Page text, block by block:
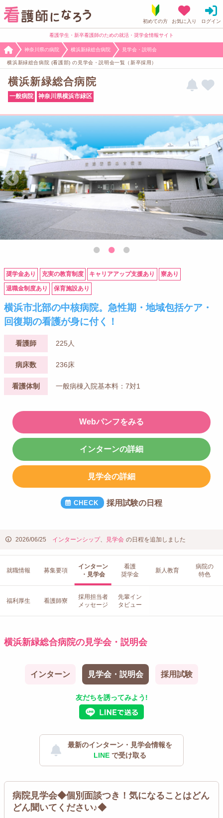
看護学生・新卒看護師のための就活・奨学金情報サイト
神奈川県の病院 横浜新緑総合病院 見学会・説明会
横浜新緑総合病院 (看護部) の見学会・説明会一覧（新卒採用）
横浜新緑総合病院
一般病院 神奈川県横浜市緑区
奨学金あり 充実の教育制度 キャリアアップ支援あり 寮あり
退職金制度あり 保育施設あり
横浜市北部の中核病院。急性期・地域包括ケア・
回復期の看護が身に付く！
看護師 225人
病床数 236床
看護体制 一般病棟入院基本料：7対1
Webパンフをみる
インターンの詳細
見学会の詳細
採用試験の日程
2026/06/25 インターンシップ、 見学会 の日程を追加しました
就職情報 募集要項
インターン
・見学会
看護
奨学金
新人教育
病院の
特色
福利厚生 看護師寮
採用担当者
メッセージ
先輩イン
タビュー
横浜新緑総合病院の見学会・説明会
インターン 見学会・説明会 採用試験
友だちを誘ってみよう!
最新のインターン・見学会情報を
LINE で受け取る
病院見学会◆個別面談つき！気になることはどん
どん聞いてください♪◆